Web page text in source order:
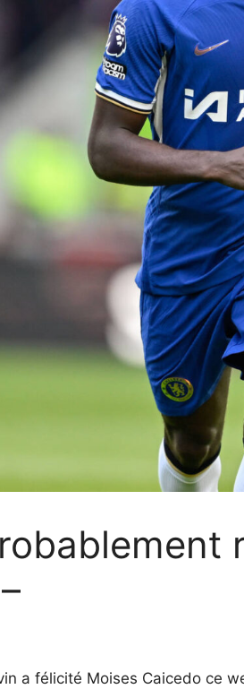
a félicité Moises Caicedo ce